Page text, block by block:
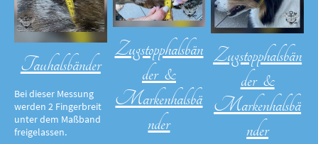
Tauhalsbänder
Bei dieser Messung
werden 2 Fingerbreit
unter dem Maßband
freigelassen.
Zugstopphalsbän
der &
Markenhalsbä
nder
Zugstopphalsbän
der &
Markenhalsbä
nder